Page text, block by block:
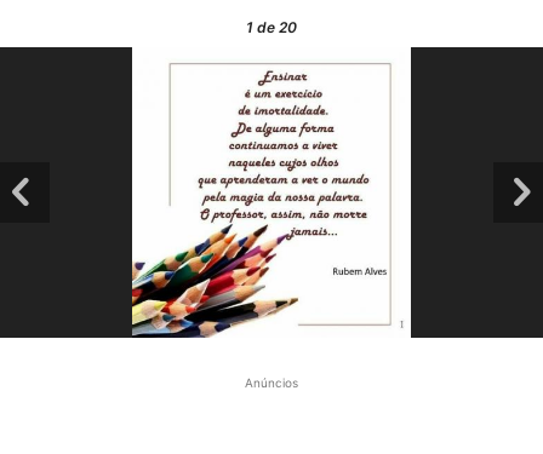
1 de 20
Anúncios